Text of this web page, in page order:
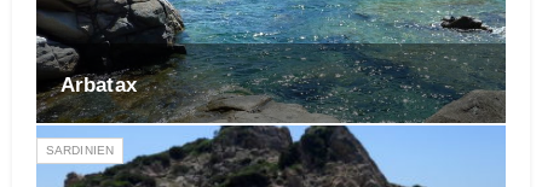
Arbatax
SARDINIEN